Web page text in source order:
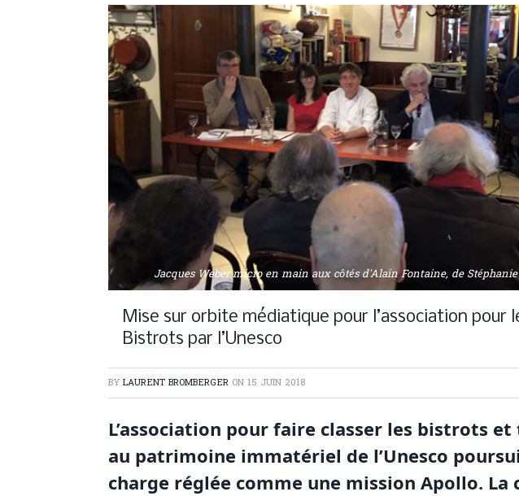
Jacques Weber micro en main aux côtés d'Alain Fontaine, de
Mise sur orbite médiatique pour l’association pour
Bistrots par l’Unesco
BY LAURENT BROMBERGER ON 15 JUIN 2018
L’association pour faire classer les bistrots et
au patrimoine immatériel de l’Unesco
charge réglée comme une mission Apollo. La